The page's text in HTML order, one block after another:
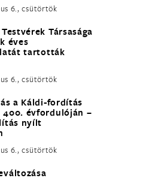
6., csütörtök
Társasága
éves
tartották
6., csütörtök
a Káldi-fordítás
400. évfordulóján –
nyílt
6., csütörtök